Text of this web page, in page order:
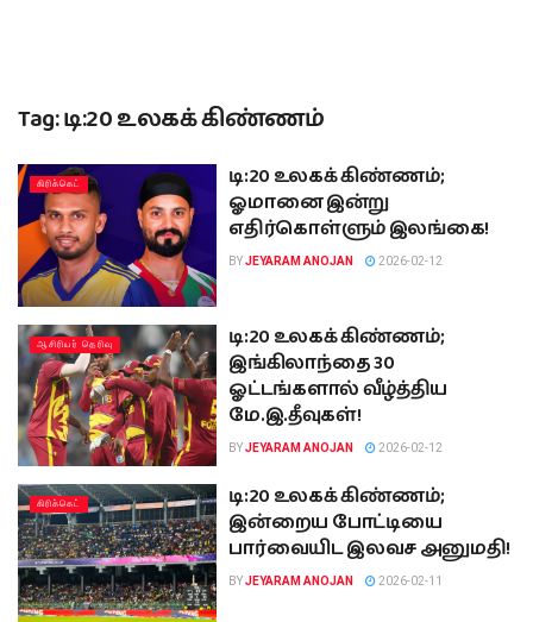
Tag:டி:20 உலகக் கிண்ணம்
கிரிக்கெட்
டி:20 உலகக் கிண்ணம்;
ஓமானை இன்று
எதிர்கொள்ளும் இலங்கை!
BYJEYARAM ANOJAN 2026-02-12
ஆசிரியர் தெரிவு
டி:20 உலகக் கிண்ணம்;
இங்கிலாந்தை 30
ஓட்டங்களால் வீழ்த்திய
மே.இ.தீவுகள்!
BYJEYARAM ANOJAN 2026-02-12
கிரிக்கெட்
டி:20 உலகக் கிண்ணம்;
இன்றைய போட்டியை
பார்வையிட இலவச அனுமதி!
BYJEYARAM ANOJAN 2026-02-11